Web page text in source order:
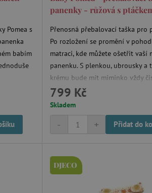
Pomea s
babím
panenky - růžová s
Přenosná přebalovací taška pro
Po rozložení se promění v
matraci, kde můžete ošetřit vaší
panenku. S plenkou, ubrousky a
krému bude mít miminko vždy
zadeček. Nezbytný doplněk, který
maminka může vzít kamkoliv
Vhodné pro panenky o velikosti
cm.
799 Kč
Skladem
+
- Přidat do
DJECO
bylo možné podávat
souhlasu
na webových
cookies.
souhlasu
Cookie-Script.com k
Cookie-Script.com
udržování proměnných
bylo možné podávat